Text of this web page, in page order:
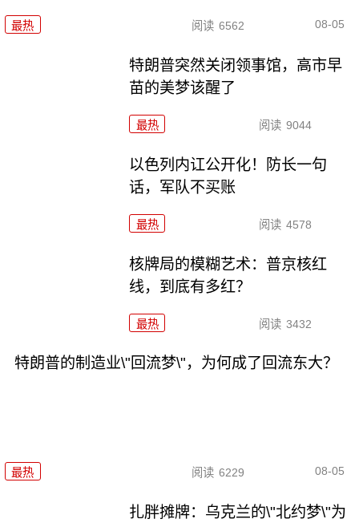
最热 阅读 6562 08-05
特朗普突然关闭领事馆，高市早
苗的美梦该醒了
最热 阅读 9044
以色列内讧公开化！防长一句
话，军队不买账
最热 阅读 4578
核牌局的模糊艺术：普京核红
线，到底有多红？
最热 阅读 3432
特朗普的制造业\"回流梦\"，为何成了回流东大？
最热 阅读 6229 08-05
扎胖摊牌：乌克兰的\"北约梦\"为